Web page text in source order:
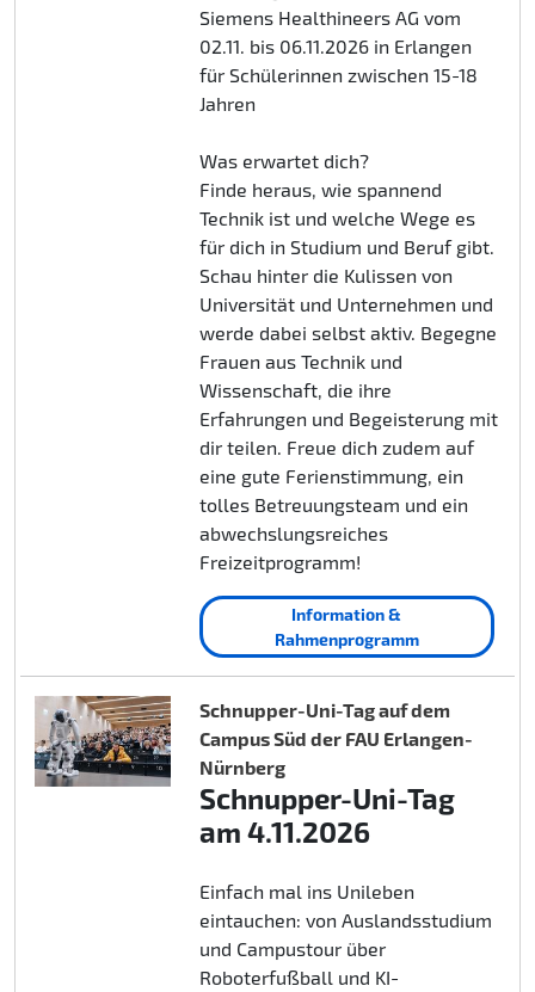
Siemens Healthineers AG vom
02.11. bis 06.11.2026 in Erlangen
für Schülerinnen zwischen 15-18
Jahren
Was erwartet dich?
Finde heraus, wie spannend
Technik ist und welche Wege es
für dich in Studium und Beruf gibt.
Schau hinter die Kulissen von
Universität und Unternehmen und
werde dabei selbst aktiv. Begegne
Frauen aus Technik und
Wissenschaft, die ihre
Erfahrungen und Begeisterung mit
dir teilen. Freue dich zudem auf
eine gute Ferienstimmung, ein
tolles Betreuungsteam und ein
abwechslungsreiches
Freizeitprogramm!
Information &
Rahmenprogramm
Schnupper-Uni-Tag auf dem
Campus Süd der FAU Erlangen-
Nürnberg
Schnupper-Uni-Tag
am 4.11.2026
Einfach mal ins Unileben
eintauchen: von Auslandsstudium
und Campustour über
Roboterfußball und KI-